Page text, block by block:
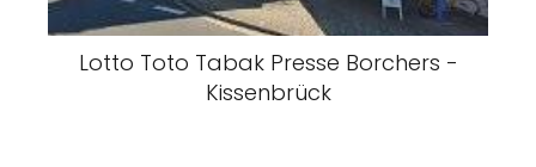
Lotto Toto Tabak Presse Borchers -
Kissenbrück